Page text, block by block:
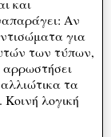
και
Αν
για
των τύπων,
αρρωστήσει
αλλιώτικα τα
λογική